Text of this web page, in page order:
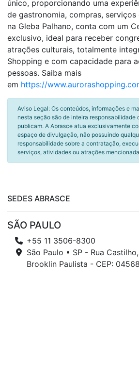
único, proporcionando uma
de gastronomia, compras, serviços
na Gleba Palhano, conta com um
exclusivo, ideal para receber
atrações culturais, totalmente
Shopping e com capacidade para
pessoas. Saiba mais
em https://
Aviso Legal: Os conteúdos, informações e
nesta seção são de inteira responsabilidade
publicam. A Abrasce atua exclusivamente
espaço de divulgação, não possuindo
responsabilidade sobre a contratação,
serviços, atividades ou atrações
SEDES ABRASCE
SÃO PAULO
+55 11 3506-8300
São Paulo • SP - Rua
Brooklin Paulista - CEP: